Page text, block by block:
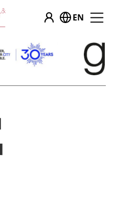
EN